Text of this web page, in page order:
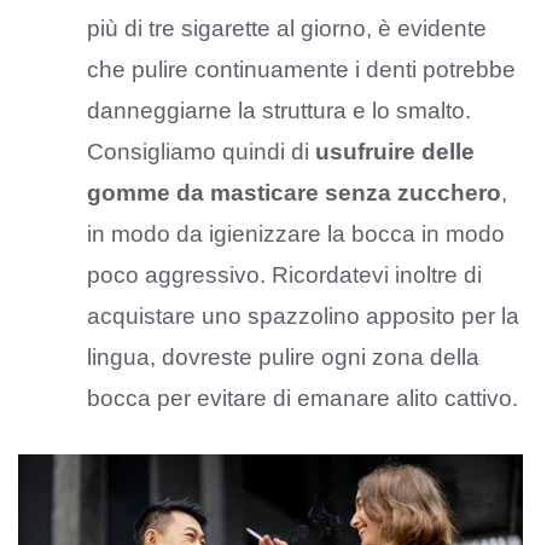
più di tre sigarette al giorno, è evidente
che pulire continuamente i denti potrebbe
danneggiarne la struttura e lo smalto.
Consigliamo quindi di usufruire delle
gomme da masticare senza zucchero,
in modo da igienizzare la bocca in modo
poco aggressivo. Ricordatevi inoltre di
acquistare uno spazzolino apposito per la
lingua, dovreste pulire ogni zona della
bocca per evitare di emanare alito cattivo.